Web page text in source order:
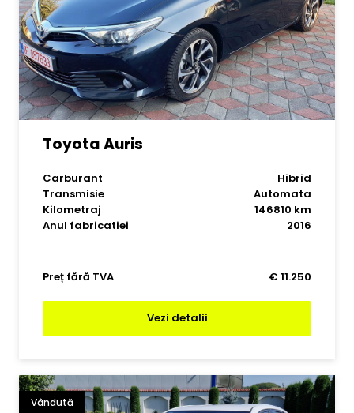
Toyota Auris
Carburant
Hibrid
Transmisie
Automata
Kilometraj
146810 km
Anul fabricatiei
2016
Preț fără TVA € 11.250
Vezi detalii
Vândută